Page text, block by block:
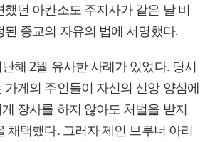
던 아칸소도 주지사가 같은 날 비
종교의 자유의 법에 서명했다.
해 2월 유사한 사례가 있었다. 당시
게의 주인들이 자신의 신앙 양심에
장사를 하지 않아도 처벌을 받지
채택했다. 그러자 제인 브루너 아리